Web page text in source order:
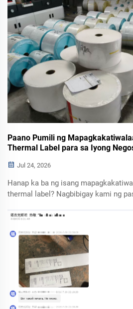
Paano Pumili ng
Thermal Label para sa Iyong
Jul 24, 2026
Hanap ka ba ng isang
thermal label? Nagbibigay kami ng
may kumpletong sertipikasyon—isa
pagbili ng mga kagamitan sa opisina
sale supplier at printing house.